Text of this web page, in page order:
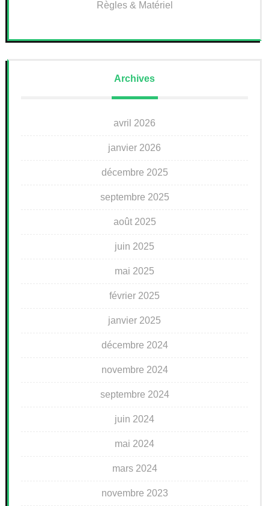
Règles & Matériel
Archives
avril 2026
janvier 2026
décembre 2025
septembre 2025
août 2025
juin 2025
mai 2025
février 2025
janvier 2025
décembre 2024
novembre 2024
septembre 2024
juin 2024
mai 2024
mars 2024
novembre 2023